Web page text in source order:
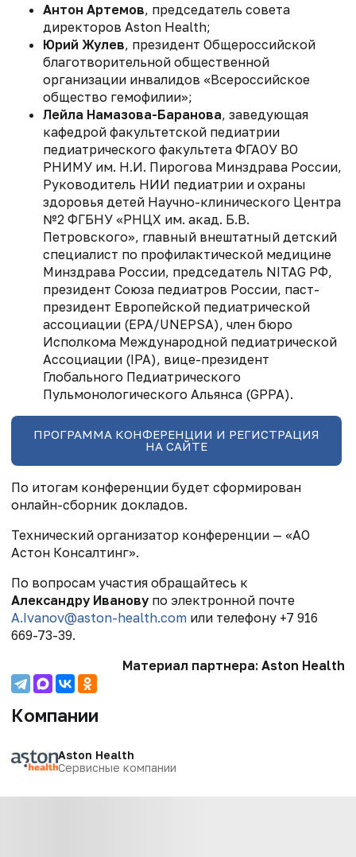
Антон Артемов, председатель совета
директоров Aston Health;
Юрий Жулев, президент Общероссийской
благотворительной общественной
организации инвалидов «Всероссийское
общество гемофилии»;
Лейла Намазова-Баранова, заведующая
кафедрой факультетской педиатрии
педиатрического факультета ФГАОУ ВО
РНИМУ им. Н.И. Пирогова Минздрава России,
Руководитель НИИ педиатрии и охраны
здоровья детей Научно-клинического Центра
№2 ФГБНУ «РНЦХ им. акад. Б.В.
Петровского», главный внештатный детский
специалист по профилактической медицине
Минздрава России, председатель NITAG РФ,
президент Союза педиатров России, паст-
президент Европейской педиатрической
ассоциации (EPA/UNEPSA), член бюро
Исполкома Международной педиатрической
Ассоциации (IPA), вице-президент
Глобального Педиатрического
Пульмонологического Альянса (GPPA).
ПРОГРАММА КОНФЕРЕНЦИИ И РЕГИСТРАЦИЯ
НА САЙТЕ
По итогам конференции будет сформирован
онлайн-сборник докладов.
Технический организатор конференции — «АО
Астон Консалтинг».
По вопросам участия обращайтесь к
Александру Иванову по электронной почте
A.Ivanov@aston-health.com или телефону +7 916
669-73-39.
Материал партнера: Aston Health
Компании
Aston Health
Сервисные компании